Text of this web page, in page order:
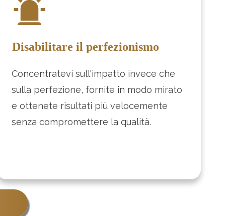
Disabilitare il perfezionismo
Concentratevi sull'impatto invece che
sulla perfezione, fornite in modo mirato
e ottenete risultati più velocemente
senza compromettere la qualità.